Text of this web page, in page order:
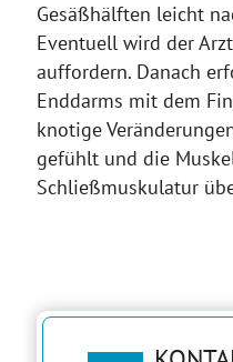
Gesäßhälften leicht
Eventuell wird der
auffordern. Danach
Enddarms mit dem
knotige
gefühlt und die
Schließmuskulatur